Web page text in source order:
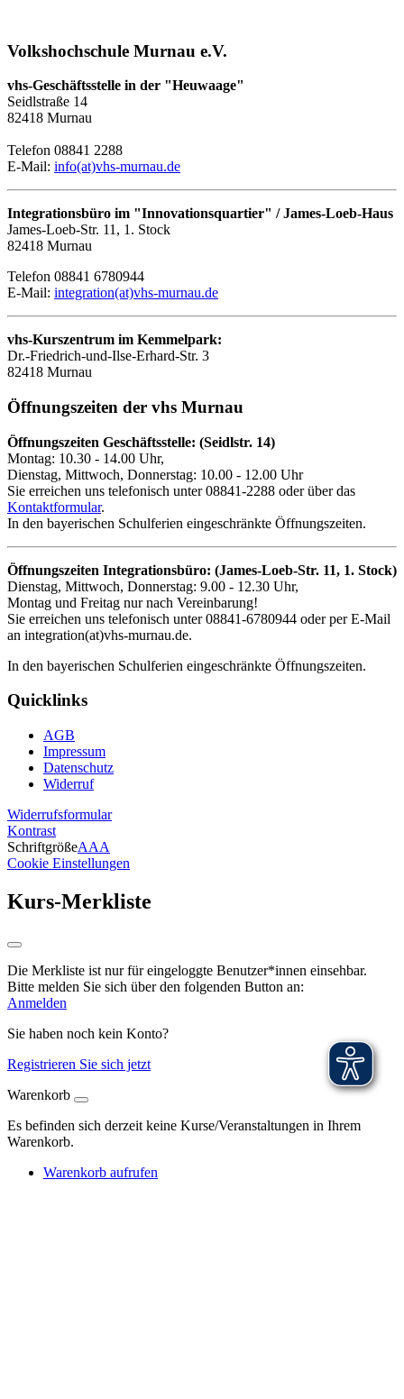
Volkshochschule Murnau e.V.
vhs-Geschäftsstelle in der "Heuwaage"
Seidlstraße 14
82418 Murnau
Telefon 08841 2288
E-Mail: info(at)vhs-murnau.de
Integrationsbüro im "Innovationsquartier" / James-Loeb-Haus
James-Loeb-Str. 11, 1. Stock
82418 Murnau
Telefon 08841 6780944
E-Mail: integration(at)vhs-murnau.de
vhs-Kurszentrum im Kemmelpark:
Dr.-Friedrich-und-Ilse-Erhard-Str. 3
82418 Murnau
Öffnungszeiten der vhs Murnau
Öffnungszeiten Geschäftsstelle: (Seidlstr. 14)
Montag: 10.30 - 14.00 Uhr,
Dienstag, Mittwoch, Donnerstag: 10.00 - 12.00 Uhr
Sie erreichen uns telefonisch unter 08841-2288 oder über das
Kontaktformular.
In den bayerischen Schulferien eingeschränkte Öffnungszeiten.
Öffnungszeiten Integrationsbüro: (James-Loeb-Str. 11, 1. Stock)
Dienstag, Mittwoch, Donnerstag: 9.00 - 12.30 Uhr,
Montag und Freitag nur nach Vereinbarung!
Sie erreichen uns telefonisch unter 08841-6780944 oder per E-Mail
an integration(at)vhs-murnau.de.
In den bayerischen Schulferien eingeschränkte Öffnungszeiten.
Quicklinks
AGB
Impressum
Datenschutz
Widerruf
Widerrufsformular
Kontrast
SchriftgrößeAAA
Cookie Einstellungen
Kurs-Merkliste
Die Merkliste ist nur für eingeloggte Benutzer*innen einsehbar.
Bitte melden Sie sich über den folgenden Button an:
Anmelden
Sie haben noch kein Konto?
Registrieren Sie sich jetzt
Warenkorb
Es befinden sich derzeit keine Kurse/Veranstaltungen in Ihrem
Warenkorb.
Warenkorb aufrufen